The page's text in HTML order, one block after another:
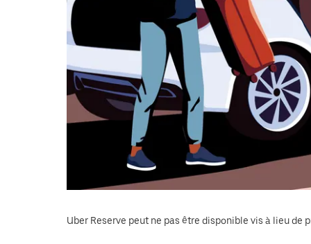
Uber Reserve peut ne pas être disponible vis à lieu de